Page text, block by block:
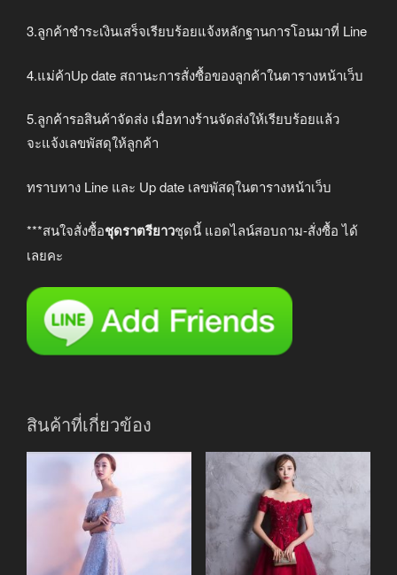
3.ลูกค้าชำระเงินเสร็จเรียบร้อยแจ้งหลักฐานการโอนมาที่ Line
4.แม่ค้าUp date สถานะการสั่งซื้อของลูกค้าในตารางหน้าเว็บ
5.ลูกค้ารอสินค้าจัดส่ง เมื่อทางร้านจัดส่งให้เรียบร้อยแล้ว
จะแจ้งเลขพัสดุให้ลูกค้า
ทราบทาง Line และ Up date เลขพัสดุในตารางหน้าเว็บ
***สนใจสั่งซื้อชุดราตรียาวชุดนี้ แอดไลน์สอบถาม-สั่งซื้อ ได้
เลยคะ
สินค้าที่เกี่ยวข้อง